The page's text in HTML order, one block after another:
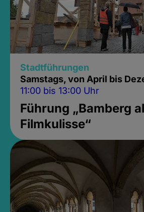
Stadtführungen
Samstags, von April bis
11:00 bis 13:00 Uhr
Führung „Bamberg
Filmkulisse“